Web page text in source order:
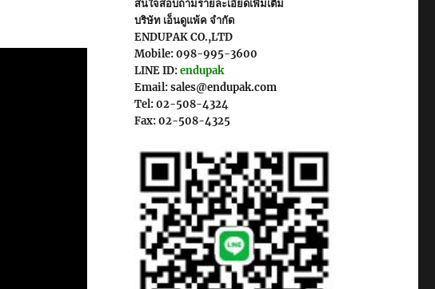
สนใจสอบถามรายละเอียดเพิ่มเติม
บริษัท เอ็นดูแพ้ค จำกัด
ENDUPAK CO.,LTD
Mobile: 098-995-3600
LINE ID:endupak
Email: sales@endupak.com
Tel: 02-508-4324
Fax: 02-508-4325